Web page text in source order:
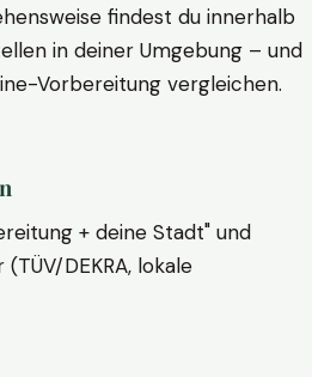
findest du innerhalb
in deiner Umgebung – und
Vorbereitung vergleichen.
+ deine Stadt" und
DEKRA, lokale